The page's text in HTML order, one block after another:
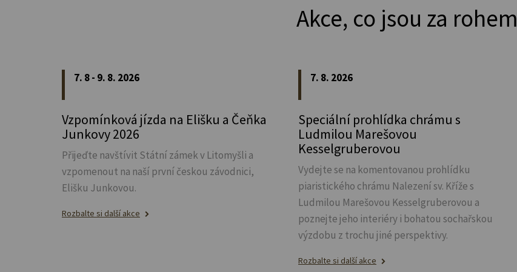
Akce, co jsou za rohem
7. 8 - 9. 8. 2026
Vzpomínková jízda na Elišku a Čeňka
Junkovy 2026
Přijeďte navštívit Státní zámek v Litomyšli a
vzpomenout na naší první českou závodnici,
Elišku Junkovou.
Rozbalte si další akce
7. 8. 2026
Speciální prohlídka chrámu s
Ludmilou Marešovou
Kesselgruberovou
Vydejte se na komentovanou prohlídku
piaristického chrámu Nalezení sv. Kříže s
Ludmilou Marešovou Kesselgruberovou a
poznejte jeho interiéry i bohatou sochařskou
výzdobu z trochu jiné perspektivy.
Rozbalte si další akce